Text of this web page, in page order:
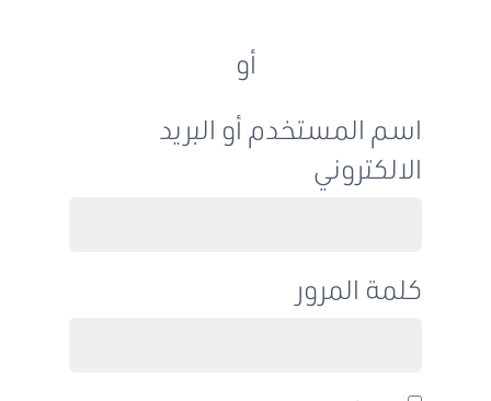
اسم المستخدم أو البريد
الالكتروني
كلمة المرور